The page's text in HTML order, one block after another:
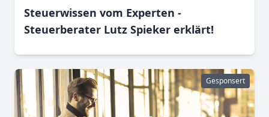
Steuerwissen vom Experten -
Steuerberater Lutz Spieker erklärt!
Gesponsert